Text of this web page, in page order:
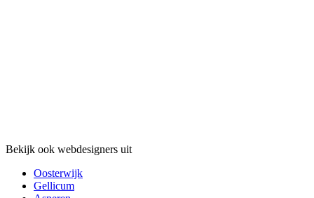
Bekijk ook webdesigners uit
Oosterwijk
Gellicum